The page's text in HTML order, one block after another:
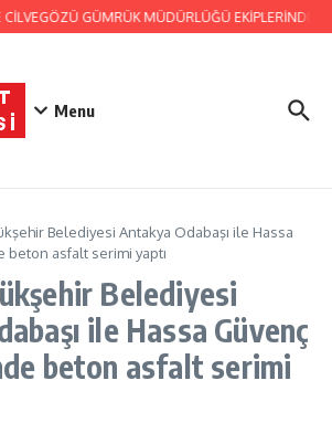
GÜMRÜK MÜDÜRLÜĞÜ EKİPLERİNDEN
Menu
Belediyesi Antakya Odabaşı ile Hassa
beton asfalt serimi yaptı
Belediyesi
ile Hassa Güvenç
beton asfalt serimi